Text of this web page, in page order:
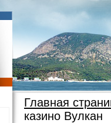
Главная
казино Вулкан